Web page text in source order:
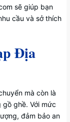
sẽ giúp bạn
cầu và sở thích
Địa
mà còn là
ghề. Với mức
đảm bảo an